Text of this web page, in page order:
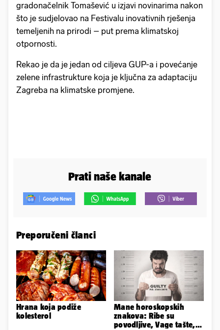
gradonačelnik Tomašević u izjavi novinarima nakon
što je sudjelovao na Festivalu inovativnih rješenja
temeljenih na prirodi – put prema klimatskoj
otpornosti.
Rekao je da je jedan od ciljeva GUP-a i povećanje
zelene infrastrukture koja je ključna za adaptaciju
Zagreba na klimatske promjene.
Prati naše kanale
Preporučeni članci
Hrana koja podiže
kolesterol
Mane horoskopskih
znakova: Ribe su
povodljive, Vage tašte,